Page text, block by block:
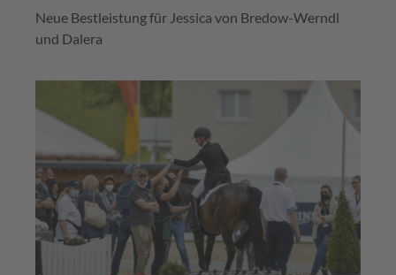
Neue Bestleistung für Jessica von Bredow-Werndl
und Dalera